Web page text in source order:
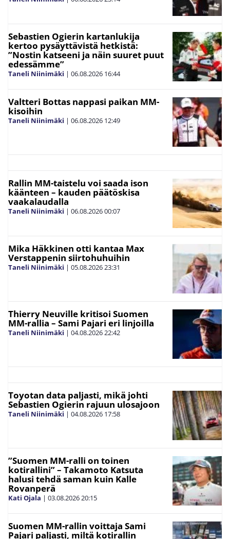
Sebastien Ogierin kartanlukija
kertoo pysäyttävistä hetkistä:
”Nostin katseeni ja näin suuret puut
edessämme”
Taneli Niinimäki | 06.08.2026 16:44
Valtteri Bottas nappasi paikan MM-
kisoihin
Taneli Niinimäki | 06.08.2026 12:49
Rallin MM-taistelu voi saada ison
käänteen – kauden päätöskisa
vaakalaudalla
Taneli Niinimäki | 06.08.202600:07
Mika Häkkinen otti kantaa Max
Verstappenin siirtohuhuihin
Taneli Niinimäki | 05.08.202623:31
Thierry Neuville kritisoi Suomen
MM-rallia – Sami Pajari eri linjoilla
Taneli Niinimäki | 04.08.202622:42
Toyotan data paljasti, mikä johti
Sebastien Ogierin rajuun ulosajoon
Taneli Niinimäki | 04.08.2026 17:58
”Suomen MM-ralli on toinen
kotirallini” – Takamoto Katsuta
halusi tehdä saman kuin Kalle
Rovanperä
Kati Ojala | 03.08.202620:15
Suomen MM-rallin voittaja Sami
Pajari paljasti, miltä kotirallin